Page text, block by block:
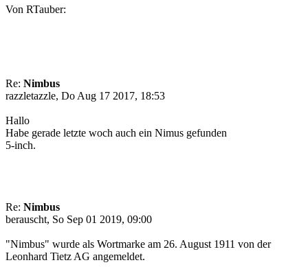
Von RTauber:
Re: Nimbus
razzletazzle, Do Aug 17 2017, 18:53
Hallo
Habe gerade letzte woch auch ein Nimus gefunden
5-inch.
Re: Nimbus
berauscht, So Sep 01 2019, 09:00
"Nimbus" wurde als Wortmarke am 26. August 1911 von der
Leonhard Tietz AG angemeldet.